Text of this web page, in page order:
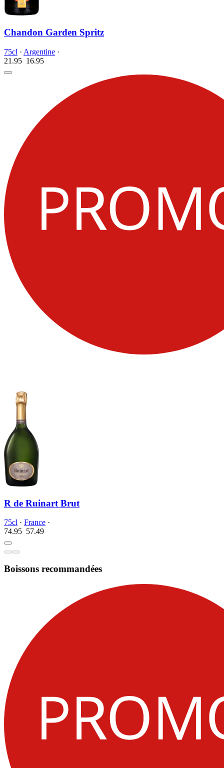
Chandon Garden Spritz
75cl · Argentine ·
21.95 16.95
R de Ruinart Brut
75cl · France ·
74.95 57.49
Boissons recommandées